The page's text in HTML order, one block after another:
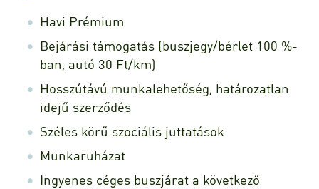
Havi Prémium
Bejárási támogatás (buszjegy/bérlet 100 %-
ban, autó 30 Ft/km)
Hosszútávú munkalehetőség, határozatlan
idejű szerződés
Széles körű szociális juttatások
Munkaruházat
Ingyenes céges buszjárat a következő